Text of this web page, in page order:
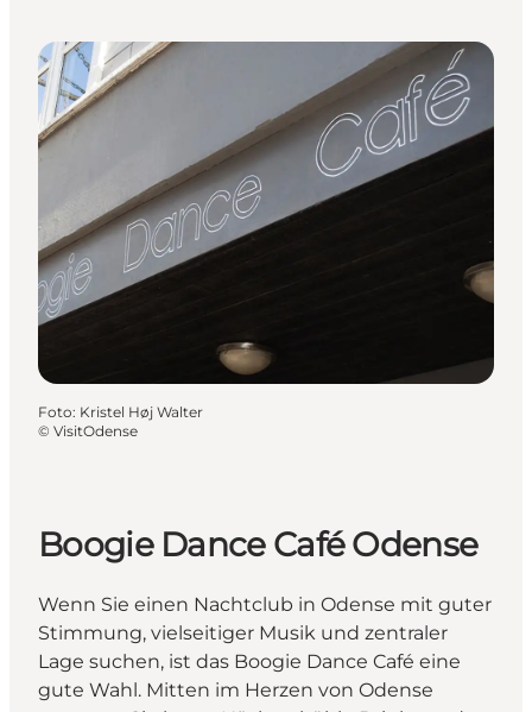
Foto: Kristel Høj Walter
© VisitOdense
Boogie Dance Café Odense
Wenn Sie einen Nachtclub in Odense mit guter
Stimmung, vielseitiger Musik und zentraler
Lage suchen, ist das Boogie Dance Café eine
gute Wahl. Mitten im Herzen von Odense